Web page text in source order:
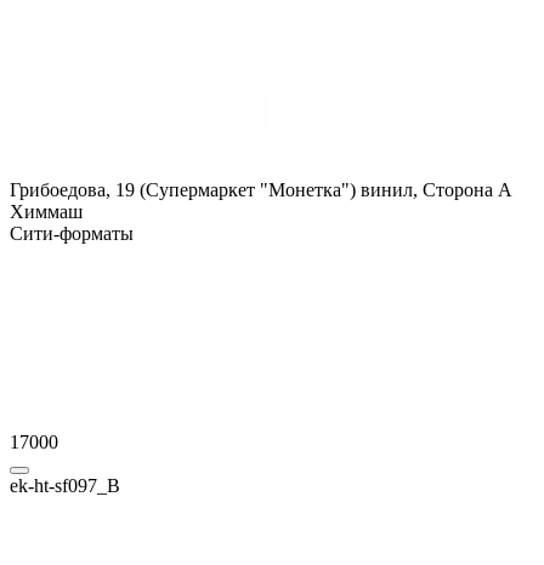
Грибоедова, 19 (Супермаркет "Монетка") винил, Сторона A
Химмаш
Сити-форматы
17000
ek-ht-sf097_B